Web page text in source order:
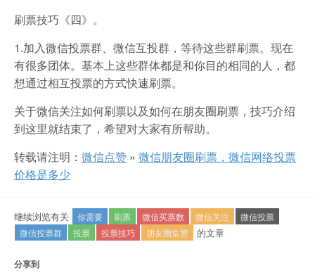
刷票技巧《四》。
1.加入微信投票群、微信互投群，等待这些群刷票。现在
有很多团体。基本上这些群体都是和你目的相同的人，都
想通过相互投票的方式快速刷票。
关于微信关注如何刷票以及如何在朋友圈刷票，技巧介绍
到这里就结束了，希望对大家有所帮助。
转载请注明： 微信点赞 » 微信朋友圈刷票，微信网络投票
价格是多少
继续浏览有关 你需要 刷票 微信买票数 微信关注
微信投票
微信投票群
投票 投票技巧 朋友圈集赞 的文章
分享到